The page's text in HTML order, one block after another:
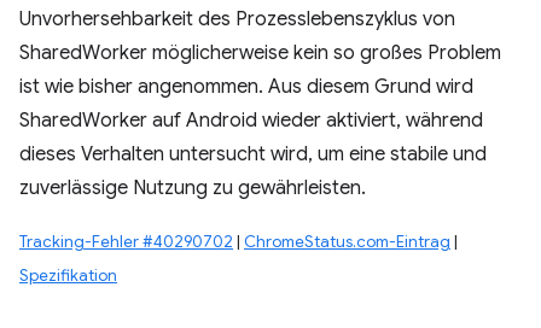
Unvorhersehbarkeit des Prozesslebenszyklus von
SharedWorker möglicherweise kein so großes Problem
ist wie bisher angenommen. Aus diesem Grund wird
SharedWorker auf Android wieder aktiviert, während
dieses Verhalten untersucht wird, um eine stabile und
zuverlässige Nutzung zu gewährleisten.
Tracking-Fehler #40290702 | ChromeStatus.com-Eintrag |
Spezifikation